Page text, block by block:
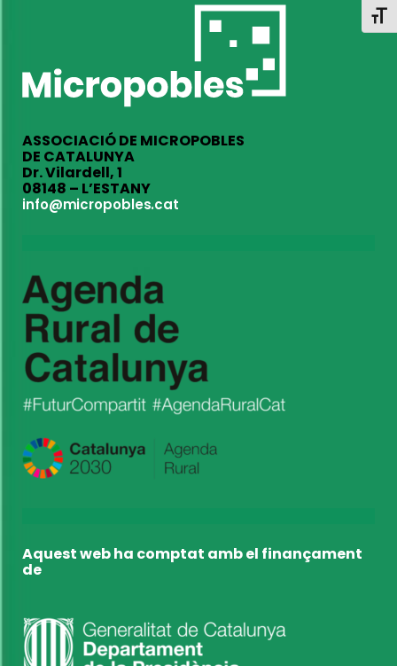
ASSOCIACIÓ DE MICROPOBLES
DE CATALUNYA
Dr. Vilardell, 1
08148 – L’ESTANY
info@micropobles.cat
Aquest web ha comptat amb el finançament
de